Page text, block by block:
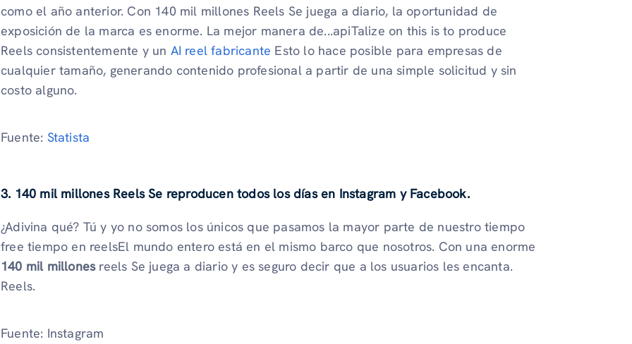
como el año anterior. Con 140 mil millones Reels Se juega a diario, la oportunidad de
exposición de la marca es enorme. La mejor manera de...apiTalize on this is to produce
Reels consistentemente y un AI reel fabricante Esto lo hace posible para empresas de
cualquier tamaño, generando contenido profesional a partir de una simple solicitud y sin
costo alguno.
Fuente: Statista
3. 140 mil millones Reels Se reproducen todos los días en Instagram y Facebook.
¿Adivina qué? Tú y yo no somos los únicos que pasamos la mayor parte de nuestro tiempo
free tiempo en reelsEl mundo entero está en el mismo barco que nosotros. Con una enorme
140 mil millonesreels Se juega a diario y es seguro decir que a los usuarios les encanta.
Reels.
Fuente: Instagram